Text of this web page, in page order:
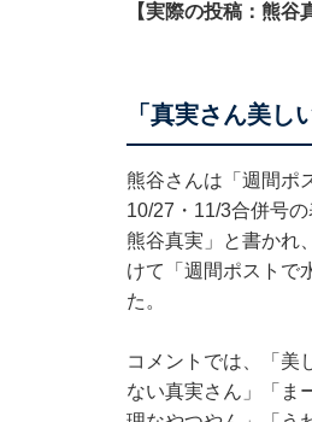
【実際の投稿：熊谷
「真実さん美し
熊谷さんは「週間ポ
10/27・11/3合併号
熊谷真実」と書かれ
けて「週間ポストで
た。
コメントでは、「美
ない真実さん」「ま